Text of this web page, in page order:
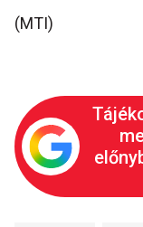
(MTI)